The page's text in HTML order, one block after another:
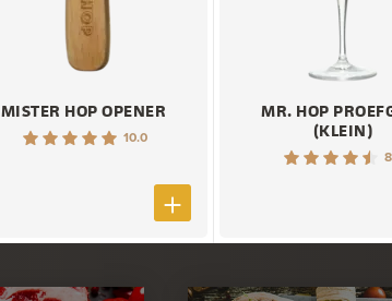
MISTER HOP OPENER
10.0
MR. HOP
(KLEIN)